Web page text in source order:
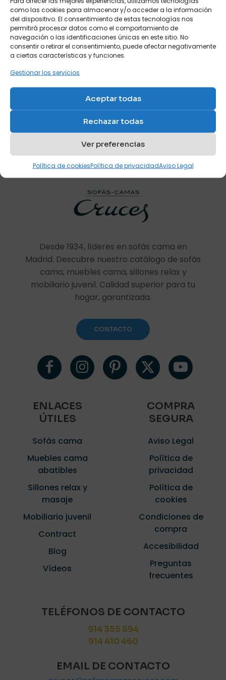
como las cookies para almacenar y/o acceder a la información
del dispositivo. El consentimiento de estas tecnologías nos
permitirá procesar datos como el comportamiento de
navegación o las identificaciones únicas en este sitio. No
consentir o retirar el consentimiento, puede afectar negativamente
a ciertas características y funciones.
Gestionar los servicios
Aceptar todas
Rechazar todas
Ver preferencias
Política de cookiesPolítica de privacidadAviso Legal
Nombre*
Correo
Guarda mi nombre, correo electrónico y web en este
navegador para la próxima vez que comente.
giratoria
Ref: Lgm
matrimonio de diseño
con apertura horizontal
Ref: Circe Estándar
Cama abatible de
Desde 1934, líderes en sofás cama en
Madrid. Descubre nuestro catálogo de sofás
cama, muebles cama, sillones relax y
mobiliario juvenil. Calidad superior para tu
hogar, garantizada.
CONTACTO
ENLACES
ÚTILES
Sofás cama
Muebles cama
abatibles
Sillones relax y
masaje
Mobiliario juvenil
Contract
Blog
Vídeos
COMPRA
SEGURA
Aviso Legal
Política de
privacidad
Política de
cookies
Condiciones de
compra
Accesibilidad
Preguntas
frecuentes
TELÉFONOS DE CONTACTO
914 355 594
914 410 460
EMAIL DE CONTACTO